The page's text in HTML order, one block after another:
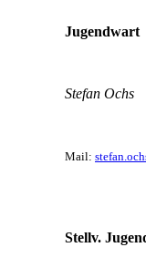
Jugendwart
Stefan Ochs
Mail:
Stellv.